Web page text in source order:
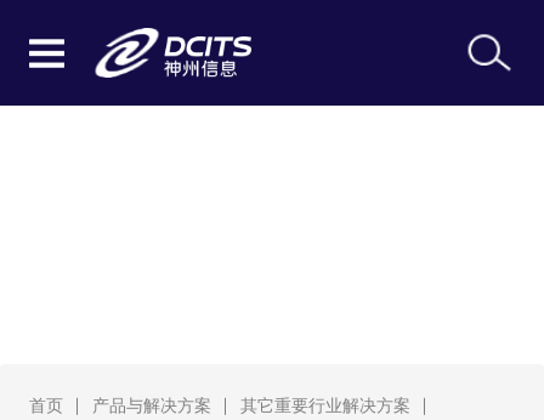
首页 产品与解决方案
其它重要行业解决方案